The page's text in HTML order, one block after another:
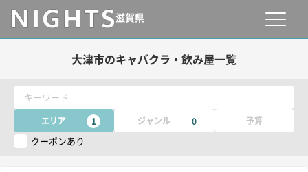
滋賀県
大津市のキャバクラ・飲み屋一覧
キーワード
エリア 1 ジャンル 0 予算
クーポンあり